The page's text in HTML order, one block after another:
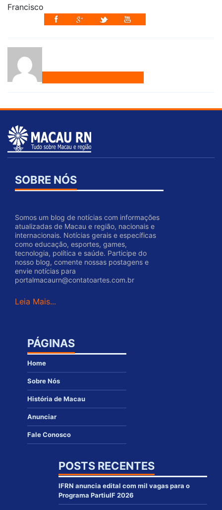
SOBRE NÓS
Somos um blog de notícias com informações
atualizadas de Macau e região, nacionais e
internacionais. Notícias gerais e específicas
como educação, esportes, games,
tecnologia, política e saúde. Participe do
nosso blog, comente nossas postagens e
envie notícias para
portalmacaurn@contatoartes.com.br
Leia Mais...
PÁGINAS
Home
Sobre Nós
História de Macau
Anunciar
Fale Conosco
POSTS RECENTES
IFRN anuncia edital com mil vagas para o
Programa PartiuIF 2026